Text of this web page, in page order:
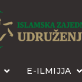
E-ILMIJJA